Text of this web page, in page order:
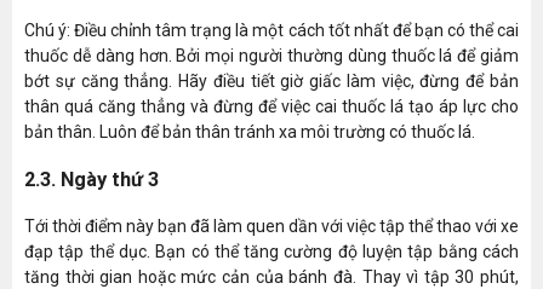
Chú ý: Điều chỉnh tâm trạng là một cách tốt nhất để bạn có thể cai
thuốc dễ dàng hơn. Bởi mọi người thường dùng thuốc lá để giảm
bớt sự căng thẳng. Hãy điều tiết giờ giấc làm việc, đừng để bản
thân quá căng thẳng và đừng để việc cai thuốc lá tạo áp lực cho
bản thân. Luôn để bản thân tránh xa môi trường có thuốc lá.
2.3. Ngày thứ 3
Tới thời điểm này bạn đã làm quen dần với việc tập thể thao với xe
đạp tập thể dục. Bạn có thể tăng cường độ luyện tập bằng cách
tăng thời gian hoặc mức cản của bánh đà. Thay vì tập 30 phút,